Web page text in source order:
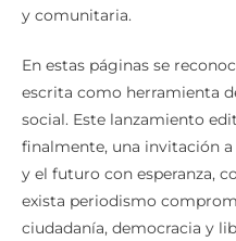
y comunitaria.
En estas páginas se
escrita como herramienta
social. Este lanzamiento
finalmente, una invitación
y el futuro con esperanza,
exista periodismo
ciudadanía, democracia y